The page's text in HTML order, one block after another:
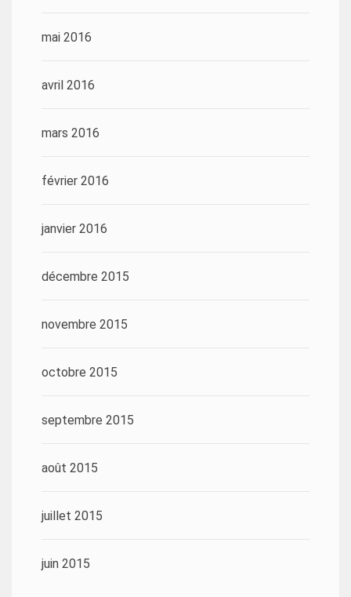
mai 2016
avril 2016
mars 2016
février 2016
janvier 2016
décembre 2015
novembre 2015
octobre 2015
septembre 2015
août 2015
juillet 2015
juin 2015